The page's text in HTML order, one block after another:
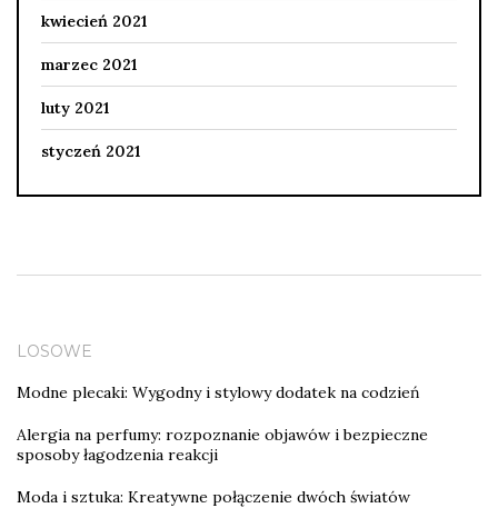
kwiecień 2021
marzec 2021
luty 2021
styczeń 2021
LOSOWE
Modne plecaki: Wygodny i stylowy dodatek na codzień
Alergia na perfumy: rozpoznanie objawów i bezpieczne
sposoby łagodzenia reakcji
Moda i sztuka: Kreatywne połączenie dwóch światów